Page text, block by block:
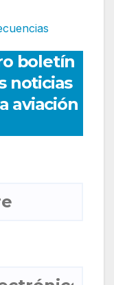
boletín
noticias
aviación